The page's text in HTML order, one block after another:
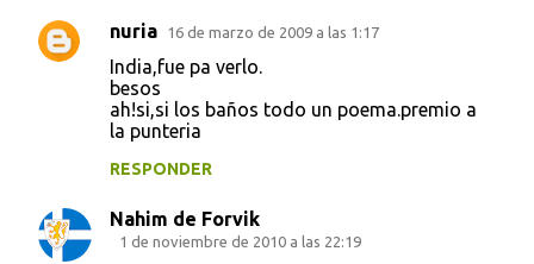
nuria 16 de marzo de 2009 a las 1:17
India,fue pa verlo.
besos
ah!si,si los baños todo un poema.premio a
la punteria
RESPONDER
Nahim de Forvik
1 de noviembre de 2010 a las 22:19